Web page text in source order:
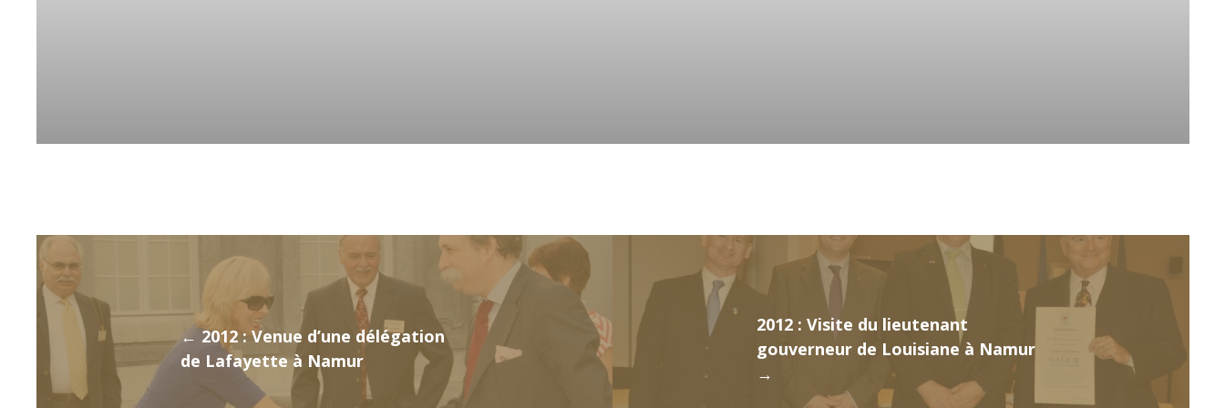
← 2012 : Venue d’une délégation
de Lafayette à Namur
2012 : Visite du lieutenant
gouverneur de Louisiane à Namur
→